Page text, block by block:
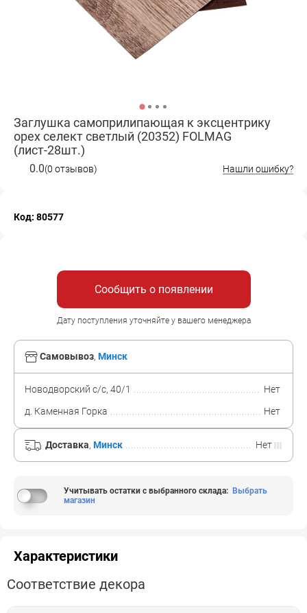
Заглушка самоприлипающая к эксцентрику
орех селект светлый (20352) FOLMAG
(лист-28шт.)
0.0(0 отзывов) Нашли ошибку?
Код: 80577
Сообщить о появлении
Дату поступления уточняйте у вашего менеджера
Самовывоз, Минск
Новодворский с/с, 40/1
Нет
д. Каменная Горка
Нет
Доставка, Минск Нет
Учитывать остатки с выбранного склада: Выбрать
магазин
Характеристики
Соответствие декора